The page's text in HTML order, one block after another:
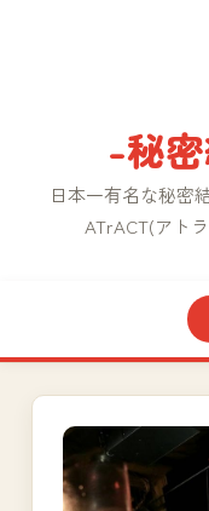
-秘
日本一有名な秘密
ATrACT(アト